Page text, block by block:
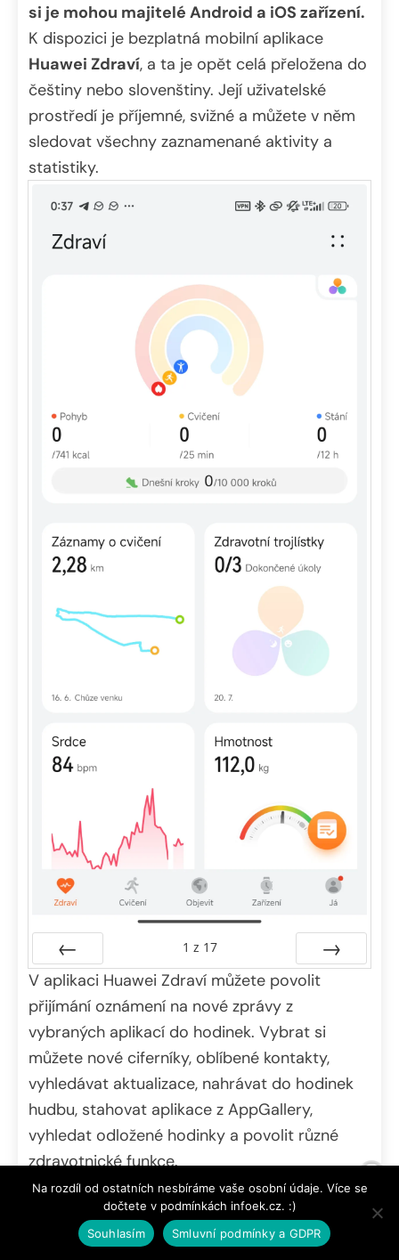
si je mohou majitelé Android a iOS zařízení.
K dispozici je bezplatná mobilní aplikace
Huawei Zdraví, a ta je opět celá přeložena do
češtiny nebo slovenštiny. Její uživatelské
prostředí je příjemné, svižné a můžete v něm
sledovat všechny zaznamenané aktivity a
statistiky.
Předchozí
1 z 17
Další
V aplikaci Huawei Zdraví můžete povolit
přijímání oznámení na nové zprávy z
vybraných aplikací do hodinek. Vybrat si
můžete nové ciferníky, oblíbené kontakty,
vyhledávat aktualizace, nahrávat do hodinek
hudbu, stahovat aplikace z AppGallery,
vyhledat odložené hodinky a povolit různé
zdravotnické funkce.
Veškerá aktivita umí být synchronizována v
cloudu. Můžete své statistiky sledovat po
Na rozdíl od ostatních nesbíráme vaše osobní údaje. Více se
dočtete v podmínkách infoek.cz. :)
Souhlasím
Smluvní podmínky a GDPR